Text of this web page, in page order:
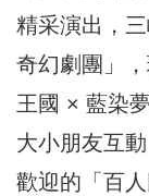
精采演出，
奇幻劇團」
王國 × 藍染
大小朋友互
歡迎的「百